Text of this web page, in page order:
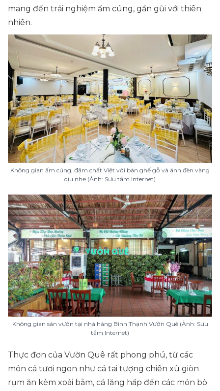
mang đến trải nghiệm ấm cúng, gần gũi với thiên
nhiên.
Không gian ấm cúng, đậm chất Việt với bàn ghế gỗ và ánh đèn vàng
dịu nhẹ (Ảnh: Sưu tầm Internet)
Không gian sân vườn tại nhà hàng Bình Thạnh Vườn Quê (Ảnh: Sưu
tầm Internet)
Thực đơn của Vườn Quê rất phong phú, từ các
món cá tươi ngon như cá tai tượng chiên xù giòn
rụm ăn kèm xoài bằm, cá lăng hấp đến các món bò